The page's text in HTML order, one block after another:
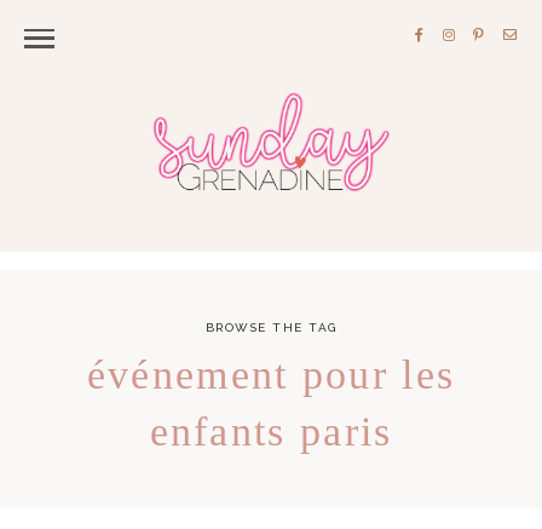
BROWSE THE TAG
événement pour les
enfants paris